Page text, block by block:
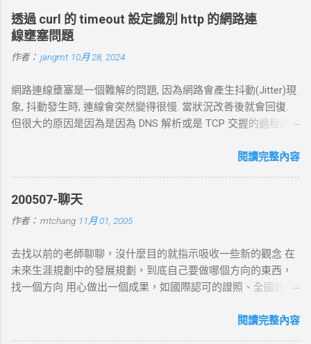
透過 curl 的 timeout 設定識別 http 的網路連
線壅塞問題
作者： jangmt 10月 28, 2024
網路連線壅塞是一個難解的問題, 因為網路會產生抖動(Jitter)現
象, 抖動發生時, 連線會突然變得很慢. 當狀況改善後就會回復.
但很大的原因是因為是因為 DNS 解析或是 TCP 交握的過程產
以下幾個主要步驟： 1. DNS 查詢 目標 ：解析主機名 (如
進行查詢，獲取目標伺服器的 IP 地址。 結果 ：若查詢成功，
返回 IP 地址， curl 將繼續下一步。若查詢失敗， curl 則返回
DNS 錯誤並中止。 2. TCP 三向交握 (Three-Way Handshake) 目
核發送一個 SYN 封包，目標伺服器回應 SYN-ACK ，然後 curl
返回 ACK 完成三向交握，建立起 TCP 連線。 結果 ：若在 --
connect-timeout 設定時間內未完成三向交握，則連線失敗並返
HTTP 請求，根據 URL 設定不同的請求方法（如 GET 、 POST
）。 過程 ： curl 構建 HTTP 請求標頭並附加任何所需的數據
閱讀完整內容
200507-聊天
作者： mtchang 11月 01, 2005
去找以前的老師聊聊，沒什麼目的就指示吸收一些新的觀念 在
未來生涯規劃中的發展規劃，到底自己要做哪個方向的東西，
找一個方向 用心做出一個成果，如國際認可的證照、全國的比
路。以目前技術而言要就做最大最廣，否則 就做最小最少，避
閱讀完整內容